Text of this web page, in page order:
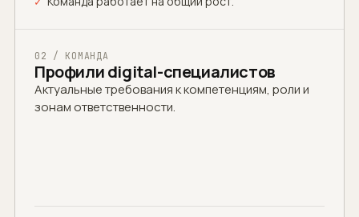
02 / КОМАНДА
Профили digital-специалистов
Актуальные требования к компетенциям, роли и
зонам ответственности.